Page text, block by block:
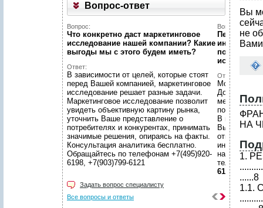
Вопрос-ответ
Вопрос:
Что конкретно даст маркетинговое
исследование нашей компании? Какие
выгоды мы c этого будем иметь?
Ответ:
В зависимости от целей, которые стоят
перед Вашей компанией, маркетинговое
исследование решает разные задачи.
Маркетинговое исследование позволит
увидеть объективную картину рынка,
уточнить Ваше представление о
потребителях и конкурентах, принимать
значимые решения, опираясь на факты.
Консультация аналитика бесплатно.
Обращайтесь по телефонам +7(495)920-
6198, +7(903)799-6121
Вопрос:
Первый раз
интернет...
Ответ:
Можно! Мы
менеджером
подготовят
В нашем
Вы сможете
находится
телефонам
6121
Задать вопрос специалисту
Все вопросы и ответы
Вы
не
НА
1.
......8
1.1.